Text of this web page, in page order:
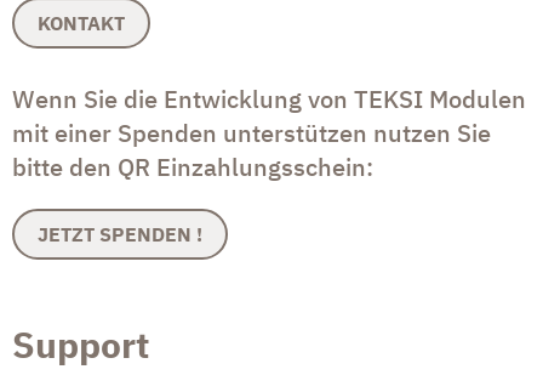
KONTAKT
Wenn Sie die Entwicklung von TEKSI Modulen
mit einer Spenden unterstützen nutzen Sie
bitte den QR Einzahlungsschein:
JETZT SPENDEN !
Support